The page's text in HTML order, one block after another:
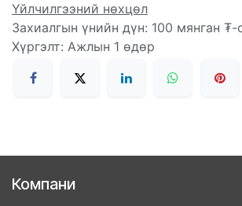
Үйлчилгээний нөхцөл
Захиалгын үнийн дүн: 100 мянган
Хүргэлт: Ажлын 1 өдөр
Компани